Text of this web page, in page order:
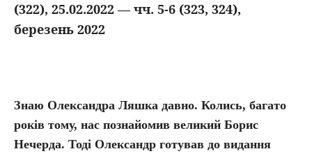
(322), 25.02.2022 — чч. 5-6 (323, 324),
березень 2022
Знаю Олександра Ляшка давно. Колись, багато
років тому, нас познайомив великий Борис
Нечерда. Тоді Олександр готував до видання